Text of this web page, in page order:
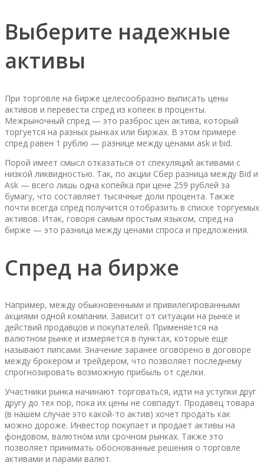
Выберите надежные
активы
При торговле на бирже целесообразно выписать цены
активов и перевести спред из копеек в проценты.
Межрыночный спред — это разброс цен актива, который
торгуется на разных рынках или биржах. В этом примере
спред равен 1 рублю — разнице между ценами ask и bid.
Порой имеет смысл отказаться от спекуляций активами с
низкой ликвидностью. Так, по акции Сбер разница между Bid и
Ask — всего лишь одна копейка при цене 259 рублей за
бумагу, что составляет тысячные доли процента. Также
почти всегда спред получится отобразить в списке торгуемых
активов. Итак, говоря самым простым языком, спред на
бирже — это разница между ценами спроса и предложения.
Спред на бирже
Например, между обыкновенными и привилегированными
акциями одной компании. Зависит от ситуации на рынке и
действий продавцов и покупателей. Применяется на
валютном рынке и измеряется в пунктах, которые еще
называют пипсами. Значение заранее оговорено в договоре
между брокером и трейдером, что позволяет последнему
спрогнозировать возможную прибыль от сделки.
Участники рынка начинают торговаться, идти на уступки друг
другу до тех пор, пока их цены не совпадут. Продавец товара
(в нашем случае это какой-то актив) хочет продать как
можно дороже. Инвестор покупает и продает активы на
фондовом, валютном или срочном рынках. Также это
позволяет принимать обоснованные решения о торговле
активами и парами валют.